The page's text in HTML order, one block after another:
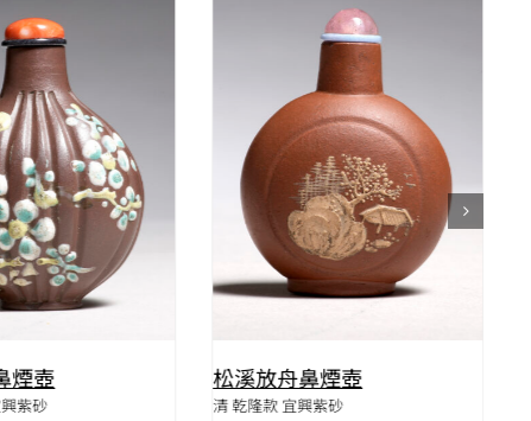
VIEW
煙壺
紫砂
QUICK VIEW
松溪放舟鼻煙壺
清 乾隆款 宜興紫砂